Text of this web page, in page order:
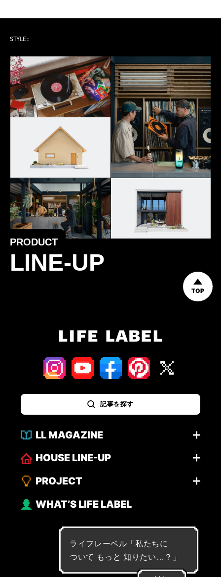
STYLE:
PRODUCT
LINE-UP
TOP
記事を探す
LL MAGAZINE
HOUSE LINE-UP
PROJECT
WHAT’S LIFE LABEL
ライフレーベル「私たち に
ついて も っ と 知 り た い … ？ 」